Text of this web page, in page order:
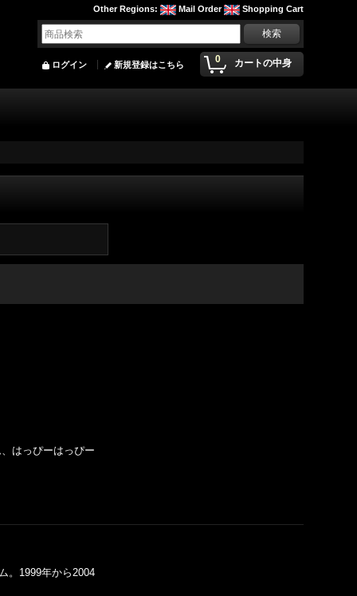
Other Regions: Mail Order Shopping Cart
0 カートの中身
ログイン 新規登録はこちら
はっぴーはっぴー
。1999年から2004